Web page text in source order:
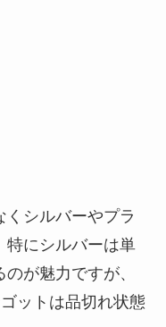
くシルバーやプラ
特にシルバーは単
が魅力ですが、
ットは品切れ状態